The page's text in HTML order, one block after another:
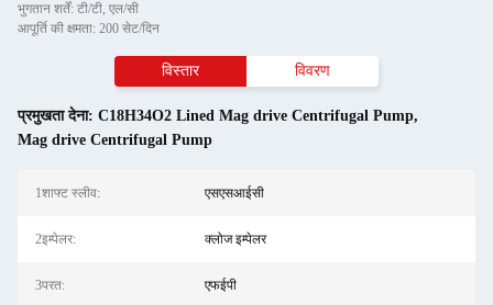
भुगतान शर्तें: टी/टी, एल/सी
आपूर्ति की क्षमता: 200 सेट/दिन
विस्तार विवरण
प्रमुखता देना: C18H34O2 Lined Mag drive Centrifugal Pump,
Mag drive Centrifugal Pump
1शाफ्ट स्लीव: एसएसआईसी
2इम्पेलर: क्लोज इम्पेलर
3परत: एफईपी